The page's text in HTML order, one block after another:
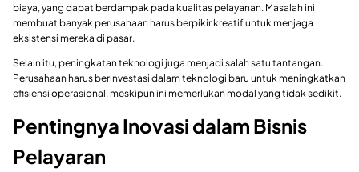
biaya, yang dapat berdampak pada kualitas pelayanan. Masalah ini
membuat banyak perusahaan harus berpikir kreatif untuk menjaga
eksistensi mereka di pasar.
Selain itu, peningkatan teknologi juga menjadi salah satu tantangan.
Perusahaan harus berinvestasi dalam teknologi baru untuk meningkatkan
efisiensi operasional, meskipun ini memerlukan modal yang tidak sedikit.
Pentingnya Inovasi dalam Bisnis
Pelayaran